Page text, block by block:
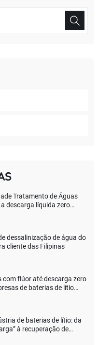
Tratamento de Águas
descarga líquida zero
dessalinização de água do
cliente das Filipinas
com flúor até descarga zero
de baterias de lítio
de tratamento ambiental?
de baterias de lítio: da
à recuperação de